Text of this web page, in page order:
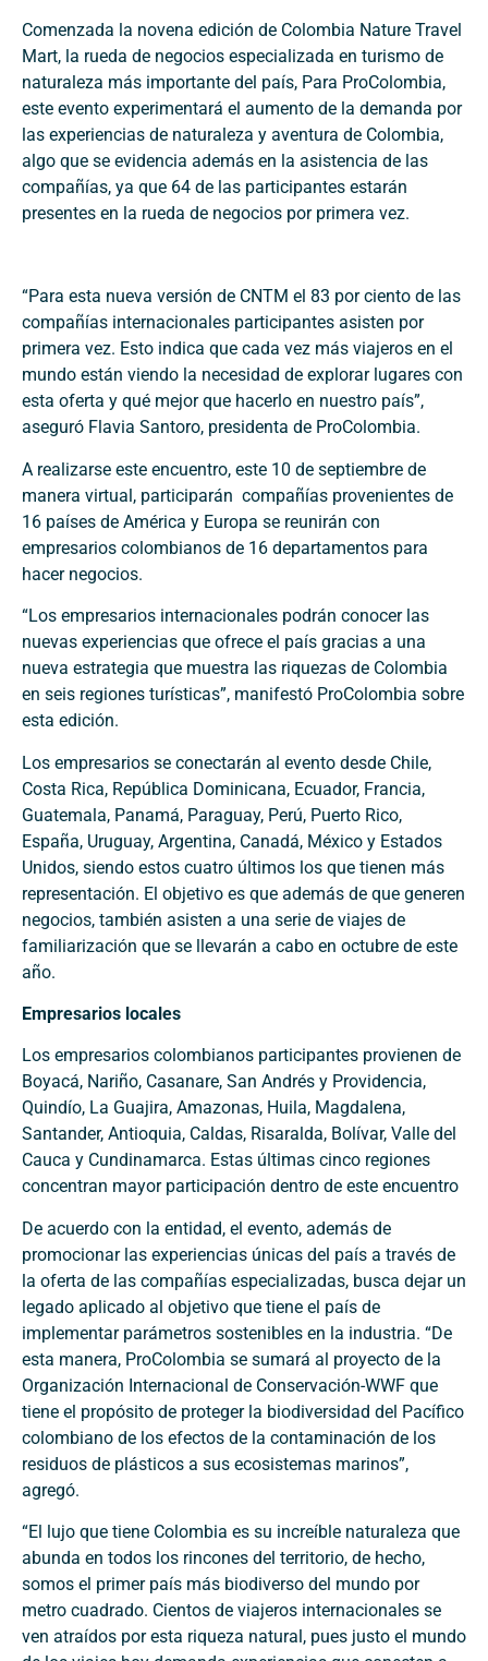
Comenzada la novena edición de Colombia Nature Travel
Mart, la rueda de negocios especializada en turismo de
naturaleza más importante del país, Para ProColombia,
este evento experimentará el aumento de la demanda por
las experiencias de naturaleza y aventura de Colombia,
algo que se evidencia además en la asistencia de las
compañías, ya que 64 de las participantes estarán
presentes en la rueda de negocios por primera vez.
“Para esta nueva versión de CNTM el 83 por ciento de las
compañías internacionales participantes asisten por
primera vez. Esto indica que cada vez más viajeros en el
mundo están viendo la necesidad de explorar lugares con
esta oferta y qué mejor que hacerlo en nuestro país”,
aseguró Flavia Santoro, presidenta de ProColombia.
A realizarse este encuentro, este 10 de septiembre de
manera virtual, participarán compañías provenientes de
16 países de América y Europa se reunirán con
empresarios colombianos de 16 departamentos para
hacer negocios.
“Los empresarios internacionales podrán conocer las
nuevas experiencias que ofrece el país gracias a una
nueva estrategia que muestra las riquezas de Colombia
en seis regiones turísticas”, manifestó ProColombia sobre
esta edición.
Los empresarios se conectarán al evento desde Chile,
Costa Rica, República Dominicana, Ecuador, Francia,
Guatemala, Panamá, Paraguay, Perú, Puerto Rico,
España, Uruguay, Argentina, Canadá, México y Estados
Unidos, siendo estos cuatro últimos los que tienen más
representación. El objetivo es que además de que generen
negocios, también asisten a una serie de viajes de
familiarización que se llevarán a cabo en octubre de este
año.
Empresarios locales
Los empresarios colombianos participantes provienen de
Boyacá, Nariño, Casanare, San Andrés y Providencia,
Quindío, La Guajira, Amazonas, Huila, Magdalena,
Santander, Antioquia, Caldas, Risaralda, Bolívar, Valle del
Cauca y Cundinamarca. Estas últimas cinco regiones
concentran mayor participación dentro de este encuentro
De acuerdo con la entidad, el evento, además de
promocionar las experiencias únicas del país a través de
la oferta de las compañías especializadas, busca dejar un
legado aplicado al objetivo que tiene el país de
implementar parámetros sostenibles en la industria. “De
esta manera, ProColombia se sumará al proyecto de la
Organización Internacional de Conservación-WWF que
tiene el propósito de proteger la biodiversidad del Pacífico
colombiano de los efectos de la contaminación de los
residuos de plásticos a sus ecosistemas marinos”,
agregó.
“El lujo que tiene Colombia es su increíble naturaleza que
abunda en todos los rincones del territorio, de hecho,
somos el primer país más biodiverso del mundo por
metro cuadrado. Cientos de viajeros internacionales se
ven atraídos por esta riqueza natural, pues justo el mundo